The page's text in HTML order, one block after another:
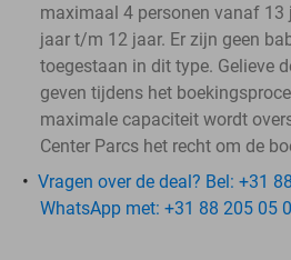
maximaal 4 personen vanaf 13
jaar t/m 12 jaar. Er zijn geen
toegestaan in dit type. Gelieve
geven tijdens het
maximale capaciteit wordt
Center Parcs het recht om de
Vragen over de deal? Bel: +31
WhatsApp met: +31 88 205 05